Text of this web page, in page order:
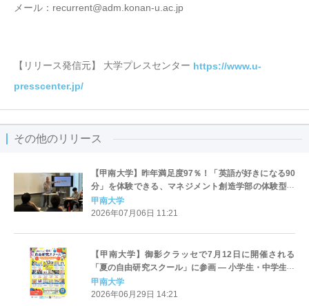
メール：recurrent@adm.konan-u.ac.jp
【リリース発信元】 大学プレスセンター https://www.u-
presscenter.jp/
その他のリリース
【甲南大学】昨年満足度97％！「英語が好きになる90
分」を体験できる、マネジメント創造学部の体験型ミ
ニオープンキャンパス「TRIAL LESSON 2026」を8月
22日（土）に開催
甲南大学
2026年07月06日 11:21
【甲南大学】御影クラッセで7月12日に開催される
「夏の自由研究スクール」に参画 ― 小学生・中学生を
対象とした4つの企画を実施
甲南大学
2026年06月29日 14:21